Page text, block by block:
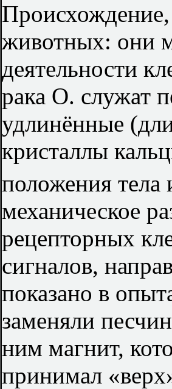
животных: они
деятельности
рака О. служат
удлинённые
кристаллы
положения тела
механическое
рецепторных
сигналов,
показано в
заменяли
ним магнит,
принимал